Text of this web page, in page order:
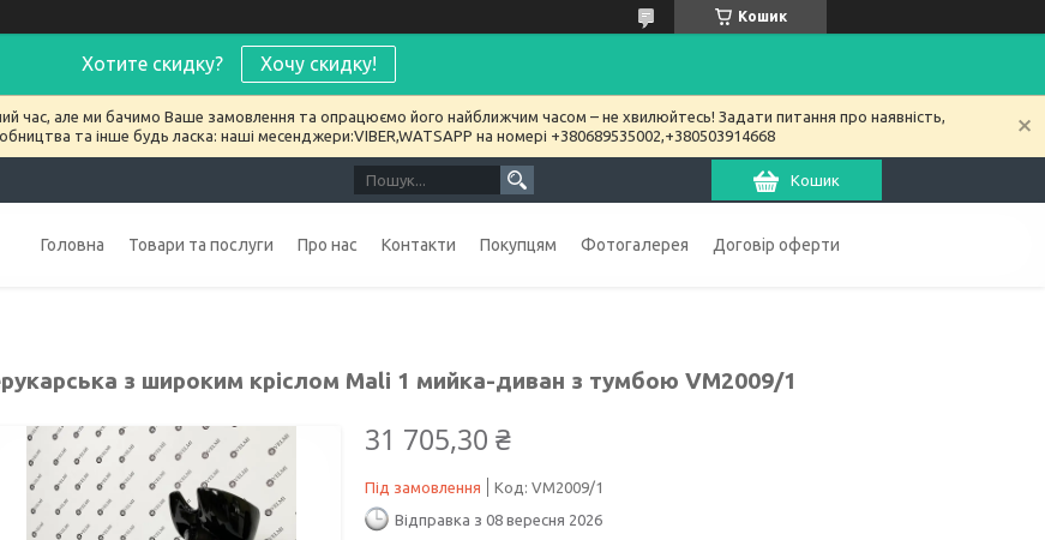
Кошик
Хотите скидку? Хочу скидку!
час, але ми бачимо Ваше замовлення та опрацюємо його найближчим часом – не хвилюйтесь! Задати питання про наявність,
та інше будь ласка: наші месенджери:VIBER,WATSAPP на номері +380689535002,+380503914668
Кошик
Головна Товари та послуги Про нас Контакти Покупцям Фотогалерея Договір оферти
з широким кріслом Mali 1 мийка-диван з тумбою VM2009/1
31 705,30 ₴
Під замовлення Код: VM2009/1
Відправка з 08 вересня 2026